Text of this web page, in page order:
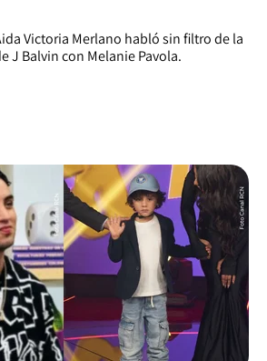
Victoria Merlano habló sin filtro de la
J Balvin con Melanie Pavola.